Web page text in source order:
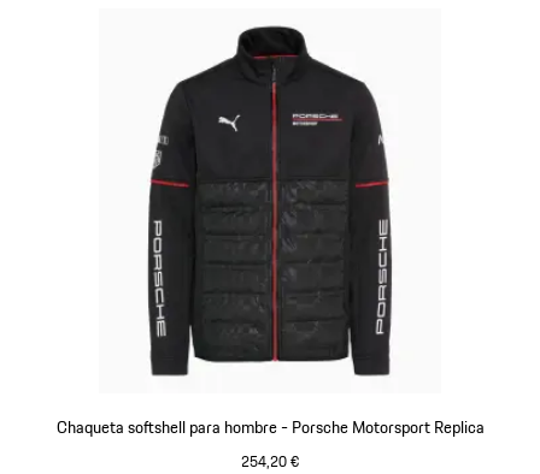
Chaqueta softshell para hombre - Porsche Motorsport Replica
254,20 €